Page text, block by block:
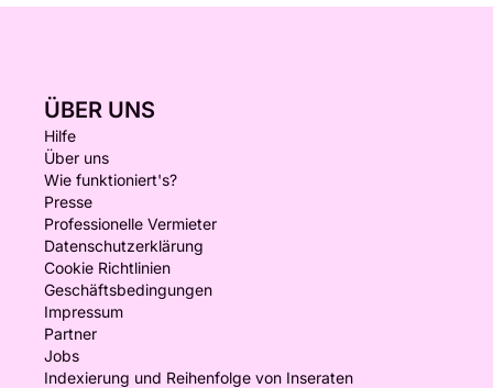
ÜBER UNS
Hilfe
Über uns
Wie funktioniert's?
Presse
Professionelle Vermieter
Datenschutzerklärung
Cookie Richtlinien
Geschäftsbedingungen
Impressum
Partner
Jobs
Indexierung und Reihenfolge von Inseraten